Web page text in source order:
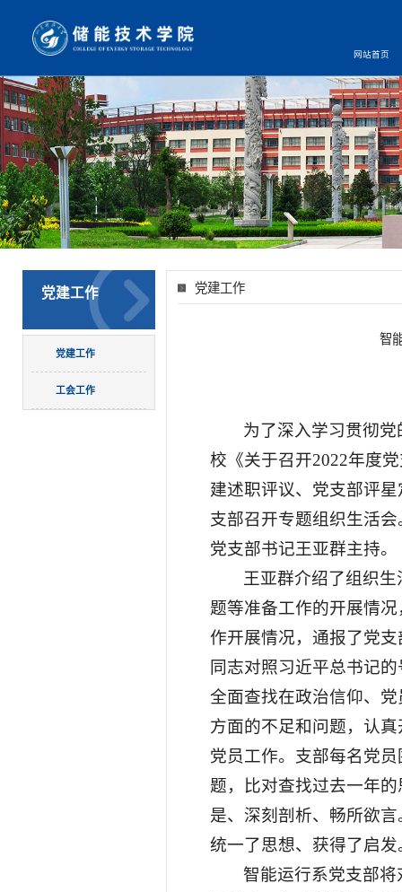
网站首页
党建工作
党建工作
工会工作
党建工作
智
为了深入学习贯彻
校《关于召开2022年度
建述职评议、党支部评
支部召开专题组织生活
党支部书记王亚群主持。
王亚群介绍了组织
题等准备工作的开展情
作开展情况，通报了党
同志对照习近平总书记
全面查找在政治信仰、
方面的不足和问题，认
党员工作。支部每名党
题，比对查找过去一年
是、深刻剖析、畅所欲
统一了思想、获得了启发
智能运行系党支部将